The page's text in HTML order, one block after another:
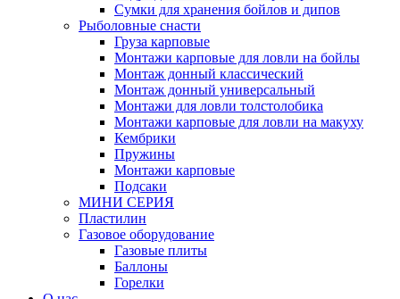
Сумки для хранения бойлов и дипов
Рыболовные снасти
Груза карповые
Монтажи карповые для ловли на бойлы
Монтаж донный классический
Монтаж донный универсальный
Монтажи для ловли толстолобика
Монтажи карповые для ловли на макуху
Кембрики
Пружины
Монтажи карповые
Подсаки
МИНИ СЕРИЯ
Пластилин
Газовое оборудование
Газовые плиты
Баллоны
Горелки